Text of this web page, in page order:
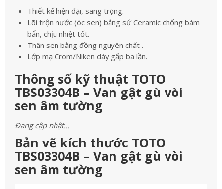
Thiết kế hiện đại, sang trọng.
Lõi trộn nước (óc sen) bằng sứ Ceramic chống bám
bẩn, chịu nhiệt tốt.
Thân sen bằng đồng nguyên chất .
Lớp mạ Crom/Niken dày gấp ba lần.
Thông số kỹ thuật TOTO
TBS03304B – Van gật gù vòi
sen âm tường
Đang cập nhật…
Bản vẽ kích thước TOTO
TBS03304B – Van gật gù vòi
sen âm tường